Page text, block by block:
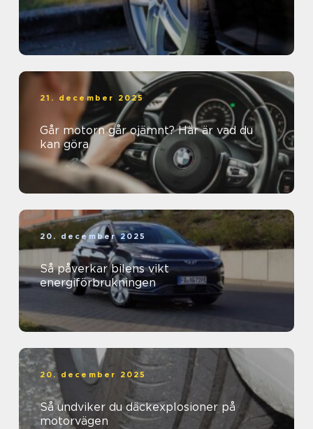
21. december 2025
Går motorn går ojämnt? Här är vad du
kan göra
20. december 2025
Så påverkar bilens vikt
energiförbrukningen
20. december 2025
Så undviker du däckexplosioner på
motorvägen